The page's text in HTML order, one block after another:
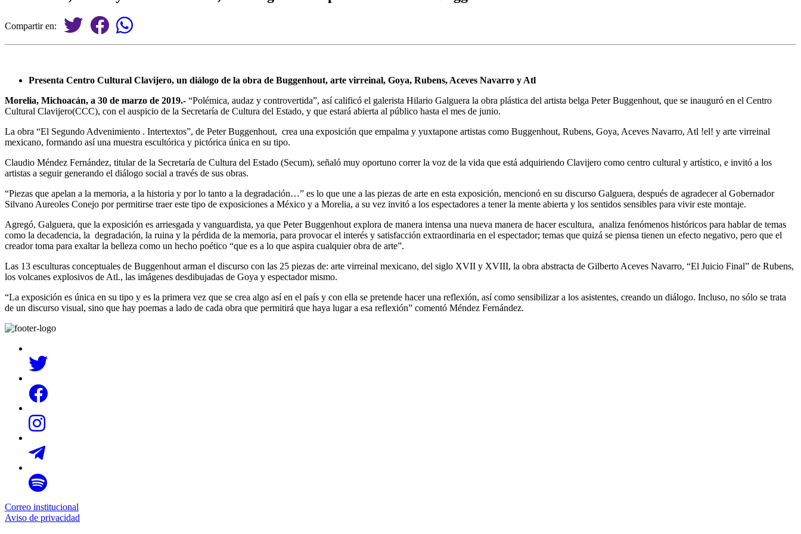
Compartir en:
Presenta Centro Cultural Clavijero, un diálogo de la obra de Buggenhout, arte virreinal, Goya, Rubens, Aceves Navarro y Atl
Morelia, Michoacán, a 30 de marzo de 2019.- “Polémica, audaz y controvertida”, así calificó el galerista Hilario Galguera la obra plástica del artista belga Peter Buggenhout, que se inauguró en el Centro
Cultural Clavijero(CCC), con el auspicio de la Secretaría de Cultura del Estado, y que estará abierta al público hasta el mes de junio.
La obra “El Segundo Advenimiento . Intertextos”, de Peter Buggenhout, crea una exposición que empalma y yuxtapone artistas como Buggenhout, Rubens, Goya, Aceves Navarro, Atl !el! y arte virreinal
mexicano, formando así una muestra escultórica y pictórica única en su tipo.
Claudio Méndez Fernández, titular de la Secretaría de Cultura del Estado (Secum), señaló muy oportuno correr la voz de la vida que está adquiriendo Clavijero como centro cultural y artístico, e invitó a los
artistas a seguir generando el diálogo social a través de sus obras.
“Piezas que apelan a la memoria, a la historia y por lo tanto a la degradación…” es lo que une a las piezas de arte en esta exposición, mencionó en su discurso Galguera, después de agradecer al Gobernador
Silvano Aureoles Conejo por permitirse traer este tipo de exposiciones a México y a Morelia, a su vez invitó a los espectadores a tener la mente abierta y los sentidos sensibles para vivir este montaje.
Agregó, Galguera, que la exposición es arriesgada y vanguardista, ya que Peter Buggenhout explora de manera intensa una nueva manera de hacer escultura, analiza fenómenos históricos para hablar de temas
como la decadencia, la degradación, la ruina y la pérdida de la memoria, para provocar el interés y satisfacción extraordinaria en el espectador; temas que quizá se piensa tienen un efecto negativo, pero que el
creador toma para exaltar la belleza como un hecho poético “que es a lo que aspira cualquier obra de arte”.
Las 13 esculturas conceptuales de Buggenhout arman el discurso con las 25 piezas de: arte virreinal mexicano, del siglo XVII y XVIII, la obra abstracta de Gilberto Aceves Navarro, “El Juicio Final” de Rubens,
los volcanes explosivos de Atl., las imágenes desdibujadas de Goya y espectador mismo.
“La exposición es única en su tipo y es la primera vez que se crea algo así en el país y con ella se pretende hacer una reflexión, así como sensibilizar a los asistentes, creando un diálogo. Incluso, no sólo se trata
de un discurso visual, sino que hay poemas a lado de cada obra que permitirá que haya lugar a esa reflexión” comentó Méndez Fernández.
Correo institucional
Aviso de privacidad